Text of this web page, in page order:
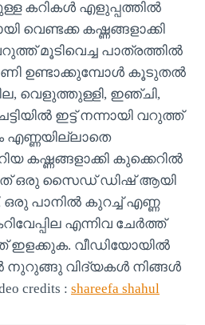
കറികൾ എളുപ്പത്തിൽ
വെണ്ടക്ക കഷ്ണങ്ങളാക്കി
മൂടിവെച്ച പാത്രത്തിൽ
ഉണ്ടാക്കുമ്പോൾ കൂടുതൽ
വെളുത്തുള്ളി, ഇഞ്ചി,
ഇട്ട് നന്നായി വറുത്ത്
എണ്ണയില്ലാതെ
കഷ്ണങ്ങളാക്കി കുക്കെറിൽ
ഇത് ഒരു സൈഡ് ഡിഷ് ആയി
ഒരു പാനിൽ കുറച്ച് എണ്ണ
എന്നിവ ചേർത്ത്
ഇളക്കുക. വീഡിയോയിൽ
വിദ്യകൾ നിങ്ങൾ
credits : shareefa shahul